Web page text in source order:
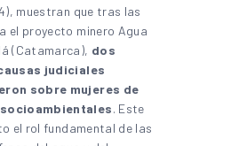
muestran que tras las
el proyecto minero Agua
(Catamarca), dos
judiciales
sobre mujeres de
. Este
el rol fundamental de las